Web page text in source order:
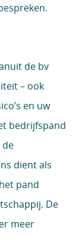
de bv
– ook
en uw
bedrijfspand
de
dient als
pand
De
meer